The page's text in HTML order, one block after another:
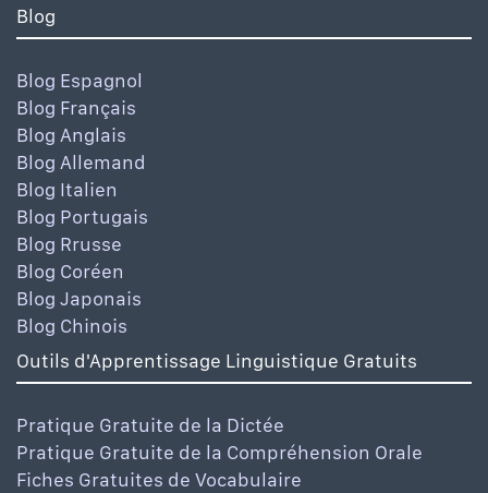
Blog
Blog Espagnol
Blog Français
Blog Anglais
Blog Allemand
Blog Italien
Blog Portugais
Blog Rrusse
Blog Coréen
Blog Japonais
Blog Chinois
Outils d'Apprentissage Linguistique Gratuits
Pratique Gratuite de la Dictée
Pratique Gratuite de la Compréhension Orale
Fiches Gratuites de Vocabulaire